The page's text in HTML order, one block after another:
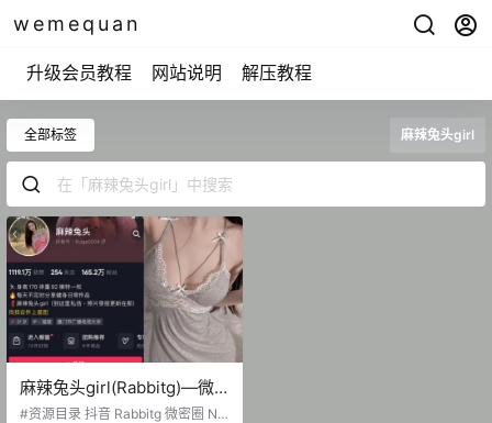
wemequan
升级会员教程 网站说明 解压教程
全部标签 麻辣兔头girl
麻辣兔头girl(Rabbitg)—微
密图片视频合集【持续更
#资源目录 抖音 Rabbitg 微密圈 NO.